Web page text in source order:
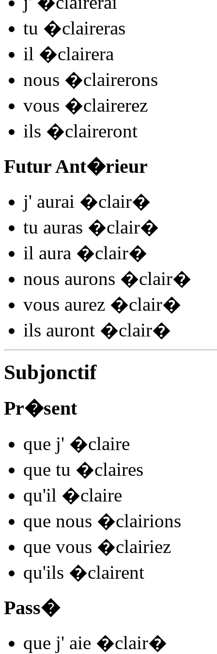
tu �claireras
il �clairera
nous �clairerons
vous �clairerez
ils �claireront
Futur Ant�rieur
j' aurai �clair�
tu auras �clair�
il aura �clair�
nous aurons �clair�
vous aurez �clair�
ils auront �clair�
Subjonctif
Pr�sent
que j' �claire
que tu �claires
qu'il �claire
que nous �clairions
que vous �clairiez
qu'ils �clairent
Pass�
que j' aie �clair�